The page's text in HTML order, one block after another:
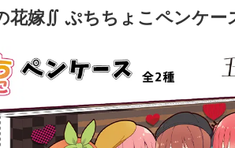
花嫁∬ ぷちちょこペンケー